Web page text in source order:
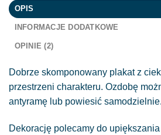
OPIS
INFORMACJE DODATKOWE
OPINIE (2)
Dobrze skomponowany plakat z
przestrzeni charakteru. Ozdobę
antyramę lub powiesić samodzielnie.
Dekorację polecamy do